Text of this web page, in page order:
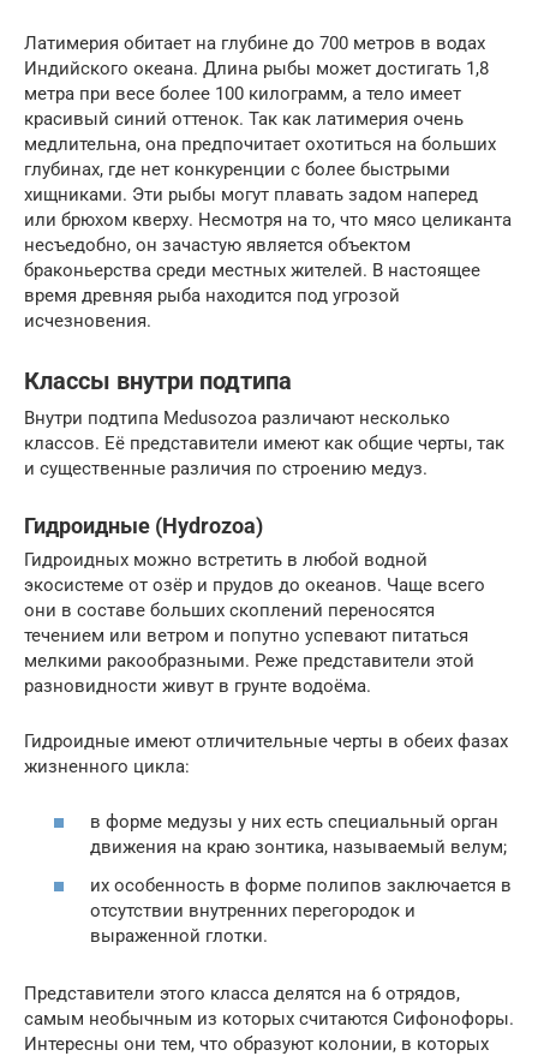
Латимерия обитает на глубине до 700 метров в водах
Индийского океана. Длина рыбы может достигать 1,8
метра при весе более 100 килограмм, а тело имеет
красивый синий оттенок. Так как латимерия очень
медлительна, она предпочитает охотиться на больших
глубинах, где нет конкуренции с более быстрыми
хищниками. Эти рыбы могут плавать задом наперед
или брюхом кверху. Несмотря на то, что мясо целиканта
несъедобно, он зачастую является объектом
браконьерства среди местных жителей. В настоящее
время древняя рыба находится под угрозой
исчезновения.
Классы внутри подтипа
Внутри подтипа Medusozoa различают несколько
классов. Её представители имеют как общие черты, так
и существенные различия по строению медуз.
Гидроидные (Hydrozoa)
Гидроидных можно встретить в любой водной
экосистеме от озёр и прудов до океанов. Чаще всего
они в составе больших скоплений переносятся
течением или ветром и попутно успевают питаться
мелкими ракообразными. Реже представители этой
разновидности живут в грунте водоёма.
Гидроидные имеют отличительные черты в обеих фазах
жизненного цикла:
в форме медузы у них есть специальный орган
движения на краю зонтика, называемый велум;
их особенность в форме полипов заключается в
отсутствии внутренних перегородок и
выраженной глотки.
Представители этого класса делятся на 6 отрядов,
самым необычным из которых считаются Сифонофоры.
Интересны они тем, что образуют колонии, в которых